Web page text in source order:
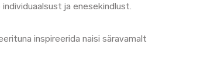
ja enesekindlust.
inspireerida naisi säravamalt